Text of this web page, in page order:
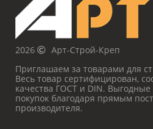
2026
Арт-Строй-Креп
Приглашаем за товарами для
Весь товар сертифицирован,
качества ГОСТ и DIN. Выгодные
покупок благодаря прямым
производителя.